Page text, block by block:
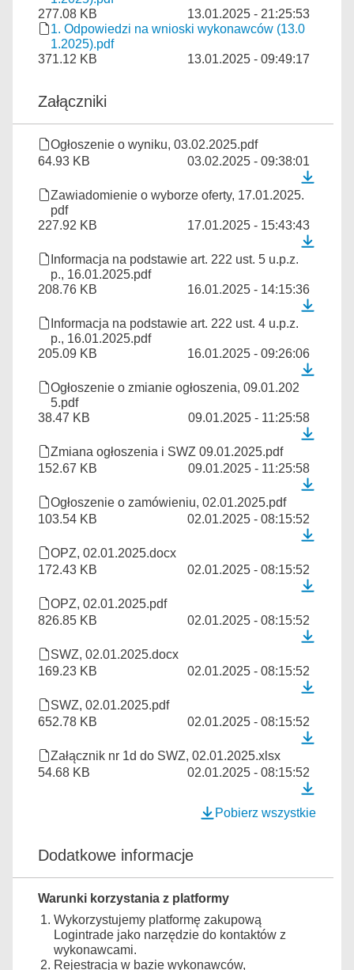
277.08 KB
13.01.2025 - 21:25:53
1. Odpowiedzi na wnioski wykonawców (13.0
1.2025).pdf
371.12 KB
13.01.2025 - 09:49:17
Załączniki
Ogłoszenie o wyniku, 03.02.2025.pdf
64.93 KB
03.02.2025 - 09:38:01
Zawiadomienie o wyborze oferty, 17.01.2025.
pdf
227.92 KB
17.01.2025 - 15:43:43
Informacja na podstawie art. 222 ust. 5 u.p.z.
p., 16.01.2025.pdf
208.76 KB
16.01.2025 - 14:15:36
Informacja na podstawie art. 222 ust. 4 u.p.z.
p., 16.01.2025.pdf
205.09 KB
16.01.2025 - 09:26:06
Ogłoszenie o zmianie ogłoszenia, 09.01.202
5.pdf
38.47 KB
09.01.2025 - 11:25:58
Zmiana ogłoszenia i SWZ 09.01.2025.pdf
152.67 KB
09.01.2025 - 11:25:58
Ogłoszenie o zamówieniu, 02.01.2025.pdf
103.54 KB
02.01.2025 - 08:15:52
OPZ, 02.01.2025.docx
172.43 KB
02.01.2025 - 08:15:52
OPZ, 02.01.2025.pdf
826.85 KB
02.01.2025 - 08:15:52
SWZ, 02.01.2025.docx
169.23 KB
02.01.2025 - 08:15:52
SWZ, 02.01.2025.pdf
652.78 KB
02.01.2025 - 08:15:52
Załącznik nr 1d do SWZ, 02.01.2025.xlsx
54.68 KB
02.01.2025 - 08:15:52
Pobierz wszystkie
Dodatkowe informacje
Warunki korzystania z platformy
Wykorzystujemy platformę zakupową
Logintrade jako narzędzie do kontaktów z
wykonawcami.
Rejestracja w bazie wykonawców,